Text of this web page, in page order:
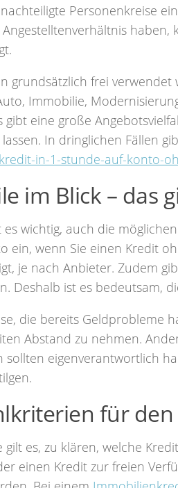
Personenkreise
Angestelltenverhältnis
grundsätzlich frei
Immobilie,
gibt eine große
In dringlichen Fällen
in-1-stunde-auf-konto-
im Blick – das
es wichtig, auch die
ein, wenn Sie einen Kredit
je nach Anbieter. Zudem
Deshalb ist es bedeutsam,
die bereits Geldprobleme
Abstand zu nehmen.
sollten eigenverantwortlich
für
gilt es, zu klären, welche
einen Kredit zur freien